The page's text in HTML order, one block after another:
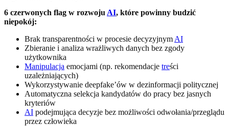
6 czerwonych flag w rozwoju AI, które powinny budzić
niepokój:
Brak transparentności w procesie decyzyjnym AI
Zbieranie i analiza wrażliwych danych bez zgody
użytkownika
Manipulacja emocjami (np. rekomendacje treści
uzależniających)
Wykorzystywanie deepfake’ów w dezinformacji politycznej
Automatyczna selekcja kandydatów do pracy bez jasnych
kryteriów
AI podejmująca decyzje bez możliwości odwołania/przeglądu
przez człowieka